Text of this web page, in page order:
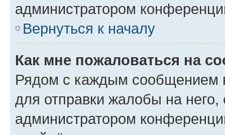
администратором
Вернуться к началу
Как мне пожаловаться на
Рядом с каждым сообщением
для отправки жалобы на
администратором